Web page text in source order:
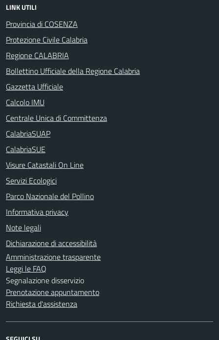
LINK UTILI
Provincia di COSENZA
Protezione Civile Calabria
Regione CALABRIA
Bollettino Ufficiale della Regione Calabria
Gazzetta Ufficiale
Calcolo IMU
Centrale Unica di Committenza
CalabriaSUAP
CalabriaSUE
Visure Catastali On Line
Servizi Ecologici
Parco Nazionale del Pollino
Informativa privacy
Note legali
Dichiarazione di accessibilità
Amministrazione trasparente
Leggi le FAQ
Segnalazione disservizio
Prenotazione appuntamento
Richiesta d'assistenza